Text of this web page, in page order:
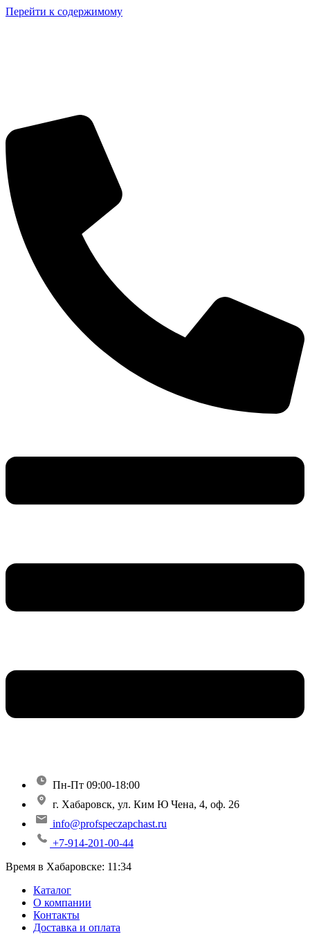
Перейти к содержимому
Пн-Пт 09:00-18:00
г. Хабаровск, ул. Ким Ю Чена, 4, оф. 26
info@profspeczapchast.ru
+7-914-201-00-44
Время в Хабаровске: 11:34
Каталог
О компании
Контакты
Доставка и оплата